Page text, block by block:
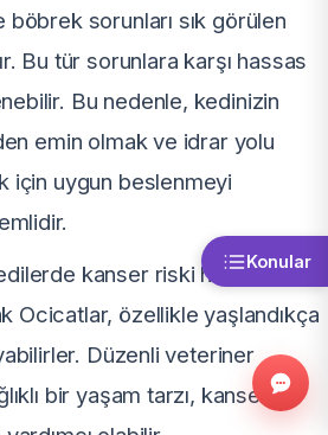
böbrek sorunları sık görülen
Bu tür sorunlara karşı hassas
Bu nedenle, kedinizin
emin olmak ve idrar yolu
için uygun beslenmeyi
kanser riski her zaman
Ocicatlar, özellikle yaşlandıkça
Düzenli veteriner
bir yaşam tarzı, kanser
Konular